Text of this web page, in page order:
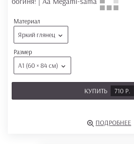
Материал
Яркий глянец
Размер
А1 (60 × 84 см)
КУПИТЬ 710 Р.
ПОДРОБНЕЕ